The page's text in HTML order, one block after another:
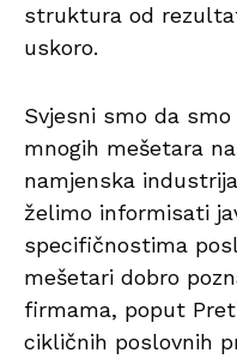
struktura od
uskoro.
Svjesni smo da
mnogih mešetara
namjenska
želimo informisati
specifičnostima
mešetari dobro
firmama, poput
cikličnih poslovnih